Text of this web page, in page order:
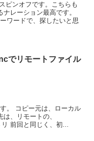
ピンオフです。こちらも
レーション最高です。
ワードで、探したいと思
でリモートファイル
。 コピー元は、ローカル
、リモートの、
前回と同じく、初...